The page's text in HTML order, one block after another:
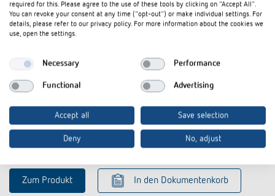
QuickSafe Ballschutzkorb
Artikel-Nr. 9070531
Zum Produkt In den Dokumentenkorb
required for this. Please agree to the use of these tools by clicking on "Accept All".
You can revoke your consent at any time ("opt-out") or make individual settings. For
details, please refer to our privacy policy. For more information about the cookies we
use, open the settings.
Necessary Performance
Functional Advertising
Accept all Save selection
Deny No, adjust